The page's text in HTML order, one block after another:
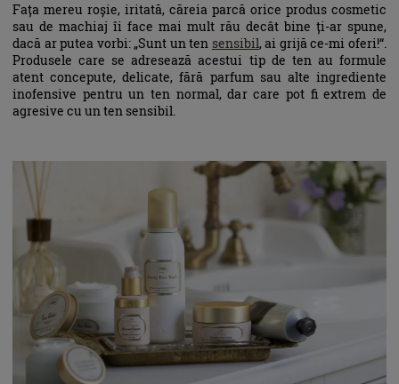
Fața mereu roșie, iritată, căreia parcă orice produs cosmetic
sau de machiaj îi face mai mult rău decât bine ți-ar spune,
dacă ar putea vorbi: „Sunt un ten sensibil, ai grijă ce-mi oferi!“.
Produsele care se adresează acestui tip de ten au formule
atent concepute, delicate, fără parfum sau alte ingrediente
inofensive pentru un ten normal, dar care pot fi extrem de
agresive cu un ten sensibil.